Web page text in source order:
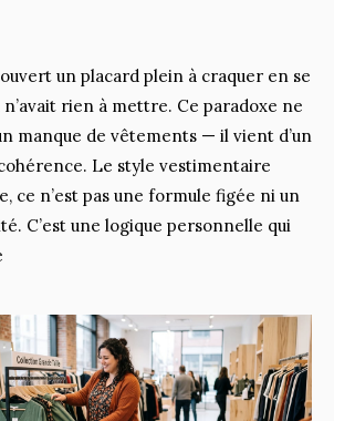
un placard plein à craquer en se
n’avait rien à mettre. Ce paradoxe ne
manque de vêtements — il vient d’un
Le style vestimentaire
ce n’est pas une formule figée ni un
C’est une logique personnelle qui